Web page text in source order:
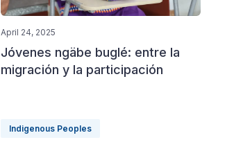
April 24, 2025
Jóvenes ngäbe buglé: entre la
migración y la participación
Indigenous Peoples